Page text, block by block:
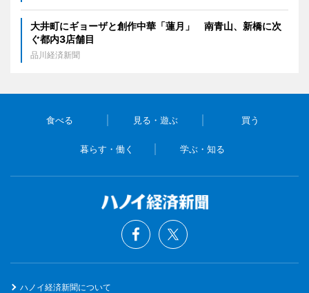
大井町にギョーザと創作中華「蓮月」 南青山、新橋に次
ぐ都内3店舗目
品川経済新聞
食べる 見る・遊ぶ 買う
暮らす・働く 学ぶ・知る
ハノイ経済新聞について